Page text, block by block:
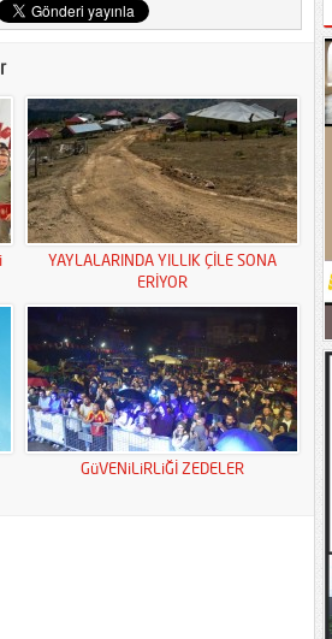
YAYLALARINDA YILLIK ÇİLE SONA
ERİYOR
GüVENiLiRLiĞİ ZEDELER